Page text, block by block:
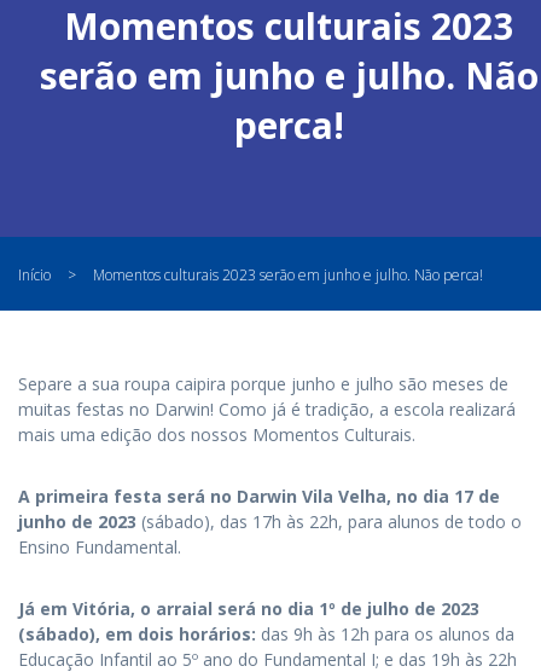
Momentos culturais 2023
serão em junho e julho. Não
perca!
Início > Momentos culturais 2023 serão em junho e julho. Não perca!
Separe a sua roupa caipira porque junho e julho são meses de
muitas festas no Darwin! Como já é tradição, a escola realizará
mais uma edição dos nossos Momentos Culturais.
A primeira festa será no Darwin Vila Velha, no dia 17 de
junho de 2023 (sábado), das 17h às 22h, para alunos de todo o
Ensino Fundamental.
Já em Vitória, o arraial será no dia 1º de julho de 2023
(sábado), em dois horários: das 9h às 12h para os alunos da
Educação Infantil ao 5º ano do Fundamental I; e das 19h às 22h